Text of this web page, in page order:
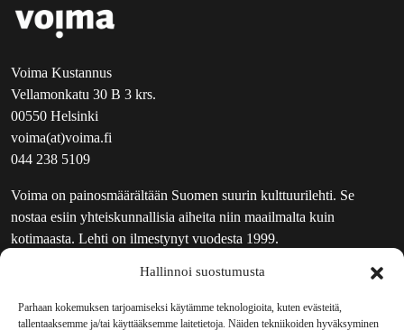
Hallinnoi suostumusta
Parhaan kokemuksen tarjoamiseksi käytämme teknologioita, kuten evästeitä,
tallentaaksemme ja/tai käyttääksemme laitetietoja. Näiden tekniikoiden hyväksyminen
Voima Kustannus
Vellamonkatu 30 B 3 krs.
00550 Helsinki
voima(at)voima.fi
044 238 5109
Voima on painosmäärältään Suomen suurin kulttuurilehti. Se
nostaa esiin yhteiskunnallisia aiheita niin maailmalta kuin
kotimaasta. Lehti on ilmestynyt vuodesta 1999.
UUTISKIRJE
MAINOSTAJILLE